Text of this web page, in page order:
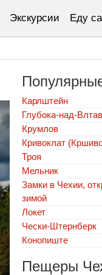
Экскурсии Еду
Карлштейн
Глубока-над-
Крумлов
Кривоклат
Троя
Мельник
Замки в Чехии,
зимой
Локет
Чески-Штернберк
Конопиште
Пещеры